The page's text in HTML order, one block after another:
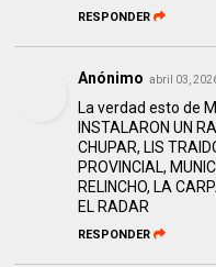
RESPONDER
Anónimo abril 03,
La verdad esto de
INSTALARON UN
CHUPAR, LIS
PROVINCIAL,
RELINCHO, LA
EL RADAR
RESPONDER